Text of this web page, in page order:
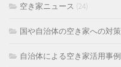
空き家ニュース (24)
国や自治体の空き家への対策
自治体による空き家活用事例